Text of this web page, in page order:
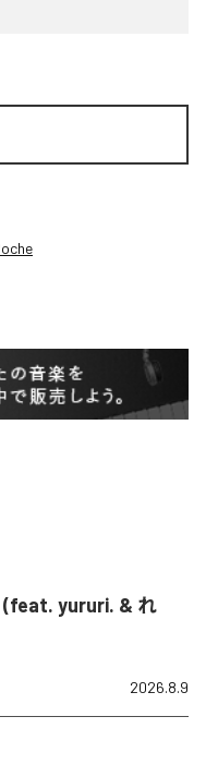
(feat. yururi. & れ
2026.8.9